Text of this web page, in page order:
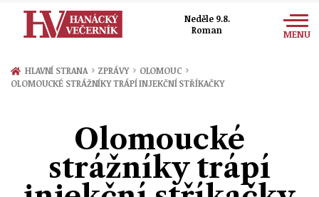
Neděle 9.8.
Roman
MENU
Zprávy
Přerov
Ekonomika
Hudba
Společnost
Ženy
Sport
HLAVNÍ STRANA › ZPRÁVY › OLOMOUC ›
OLOMOUCKÉ STRÁŽNÍKY TRÁPÍ INJEKČNÍ STŘÍKAČKY
Olomoucké
strážníky trápí